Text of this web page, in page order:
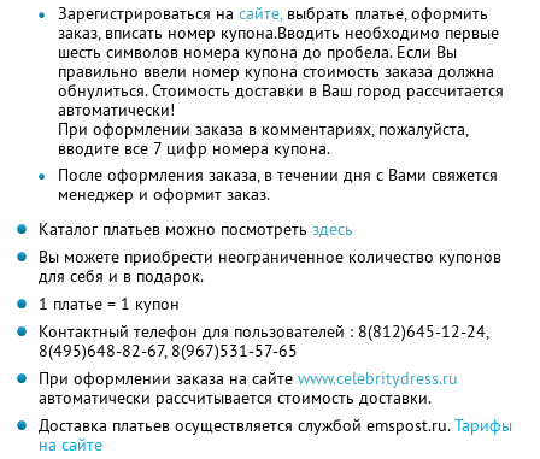
Зарегистрироваться на сайте,выбрать платье, оформить
заказ, вписать номер купона.Вводить необходимо первые
шесть символов номера купона до пробела. Если Вы
правильно ввели номер купона стоимость заказа должна
обнулиться. Стоимость доставки в Ваш город рассчитается
автоматически!
При оформлении заказа в комментариях, пожалуйста,
вводите все 7 цифр номера купона.
После оформления заказа, в течении дня с Вами свяжется
менеджер и оформит заказ.
Каталог платьев можно посмотреть здесь
Вы можете приобрести неограниченное количество купонов
для себя и в подарок.
1 платье = 1 купон
Контактный телефон для пользователей : 8(812)645-12-24,
8(495)648-82-67, 8(967)531-57-65
При оформлении заказа на сайте www.celebritydress.ru
автоматически рассчитывается стоимость доставки.
Доставка платьев осуществляется службой emspost.ru.Тарифы
на сайте